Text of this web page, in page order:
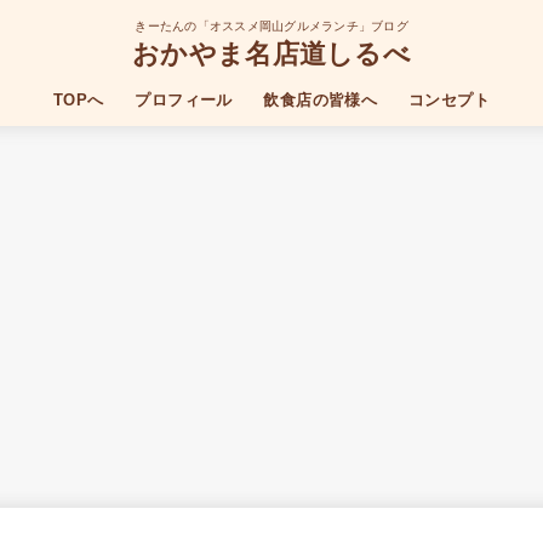
きーたんの「オススメ岡山グルメランチ」ブログ
おかやま名店道しるべ
TOPへ プロフィール 飲食店の皆様へ コンセプト